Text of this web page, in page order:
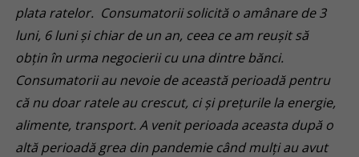
plata ratelor. Consumatorii solicită o amânare de 3
luni, 6 luni și chiar de un an, ceea ce am reușit să
obțin în urma negocierii cu una dintre bănci.
Consumatorii au nevoie de această perioadă pentru
că nu doar ratele au crescut, ci și prețurile la energie,
alimente, transport. A venit perioada aceasta după o
altă perioadă grea din pandemie când mulți au avut